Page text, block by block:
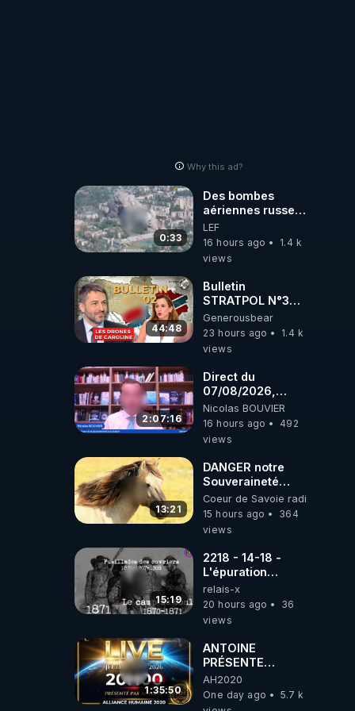
Why this ad?
0:33
Des bombes
aériennes russes
anéantissent les
centres de
contrôle de
brigades
ukrainienne
LEF
16 hours ago
1.4 k
views
44:48
Bulletin
STRATPOL N°302.
Armée des
drones, MS-21 en
série, missiles
07.08.2026.
Generousbear
23 hours ago
1.4 k
views
2:07:16
Direct du
07/08/2026,
présenté par
Nicolas BOUVIER
Nicolas BOUVIER
16 hours ago
492
views
13:21
DANGER notre
Souveraineté
Alimentaire est
attaqué...
Coeur de Savoie radioweb TV
15 hours ago
364
views
15:19
2218 - 14-18 -
L'épuration
républicaine
organisée par les
frères de la
relais-x
20 hours ago
36
views
1:35:50
ANTOINE
PRÉSENTE
AH2020 LE LIVE
20H ***DU
06/08/2026***
AH2020
One day ago
5.7 k